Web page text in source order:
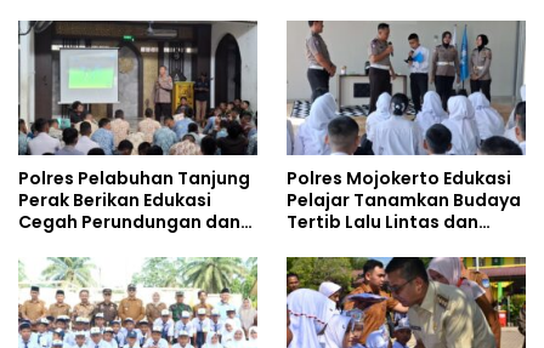
Kalangan Remaja
Doktoral Internasional
Polres Pelabuhan Tanjung
Perak Berikan Edukasi
Cegah Perundungan dan
kepada Pelajar MPLS
Polres Mojokerto Edukasi
Pelajar Tanamkan Budaya
Tertib Lalu Lintas dan